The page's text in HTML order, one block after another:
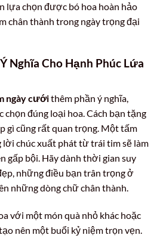
lựa chọn được bó hoa hoàn hảo
chân thành trong ngày trọng đại
Nghĩa Cho Hạnh Phúc Lứa
ngày cướithêm phần ý nghĩa,
chọn đúng loại hoa. Cách bạn tặng
gì cũng rất quan trọng. Một tấm
chúc xuất phát từ trái tim sẽ làm
gấp bội. Hãy dành thời gian suy
những điều bạn trân trọng ở
những dòng chữ chân thành.
với một món quà nhỏ khác hoặc
nên một buổi kỷ niệm trọn vẹn.